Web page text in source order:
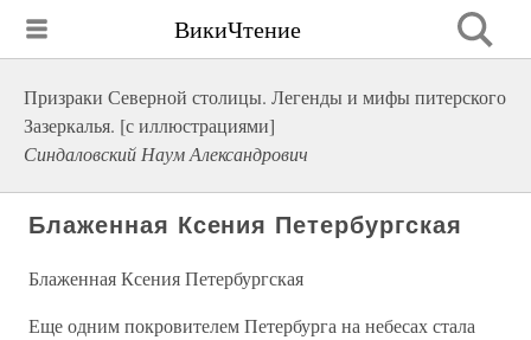
ВикиЧтение
Призраки Северной столицы. Легенды и мифы питерского
Зазеркалья. [с иллюстрациями]
Синдаловский Наум Александрович
Блаженная Ксения Петербургская
Блаженная Ксения Петербургская
Еще одним покровителем Петербурга на небесах стала